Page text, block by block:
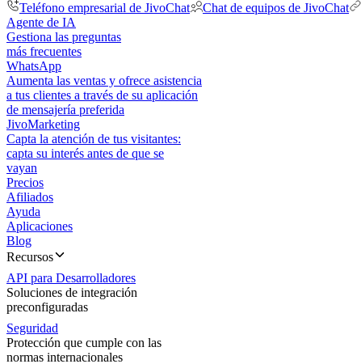
Teléfono empresarial de JivoChat
Chat de equipos de JivoChat
Agente de IA
Gestiona las preguntas
más frecuentes
WhatsApp
Aumenta las ventas y ofrece asistencia
a tus clientes a través de su aplicación
de mensajería preferida
JivoMarketing
Capta la atención de tus visitantes:
capta su interés antes de que se
vayan
Precios
Afiliados
Ayuda
Aplicaciones
Blog
Recursos
API para Desarrolladores
Soluciones de integración
preconfiguradas
Seguridad
Protección que cumple con las
normas internacionales